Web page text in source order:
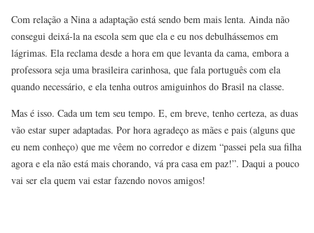
Com relação a Nina a adaptação está sendo bem mais lenta. Ainda não
consegui deixá-la na escola sem que ela e eu nos debulhássemos em
lágrimas. Ela reclama desde a hora em que levanta da cama, embora a
professora seja uma brasileira carinhosa, que fala português com ela
quando necessário, e ela tenha outros amiguinhos do Brasil na classe.
Mas é isso. Cada um tem seu tempo. E, em breve, tenho certeza, as duas
vão estar super adaptadas. Por hora agradeço as mães e pais (alguns que
eu nem conheço) que me vêem no corredor e dizem “passei pela sua filha
agora e ela não está mais chorando, vá pra casa em paz!”. Daqui a pouco
vai ser ela quem vai estar fazendo novos amigos!